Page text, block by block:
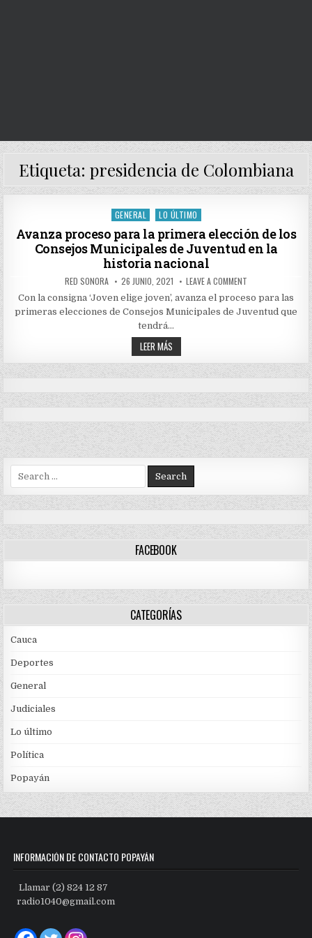
Etiqueta: presidencia de Colombiana
Posted
GENERAL LO ÚLTIMO
Avanza proceso para la primera elección de los
Consejos Municipales de Juventud en la
historia nacional
AUTHOR:
RED SONORA PUBLISHED
DATE:
26 JUNIO, 2021 LEAVE A COMMENT
PROCESO
PARA
LA
MUNICIPALES
JUVENTUD
HISTORIA
Con la consigna ‘Joven elige joven’, avanza el proceso para las
primeras elecciones de Consejos Municipales de Juventud que
tendrá…
LEER MÁSAVANZA
PROCESO
PARA
PRIMERA
ELECCIÓN
LOS
EN
LA
HISTORIA
NACIONAL
Search
for:
FACEBOOK
CATEGORÍAS
Cauca
Deportes
General
Judiciales
Lo último
Política
Popayán
INFORMACIÓN DE CONTACTO POPAYÁN
Llamar (2) 824 12 87
radio1040@gmail.com